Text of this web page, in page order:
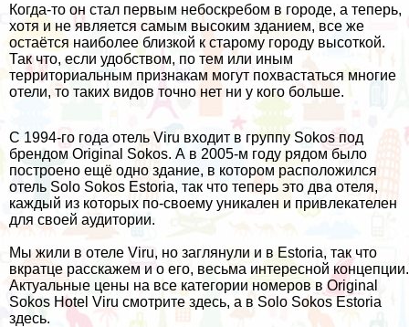
Когда-то он стал первым небоскребом в городе, а теперь,
хотя и не является самым высоким зданием, все же
остаётся наиболее близкой к старому городу высоткой.
Так что, если удобством, по тем или иным
территориальным признакам могут похвастаться многие
отели, то таких видов точно нет ни у кого больше.
С 1994-го года отель Viru входит в группу Sokos под
брендом Original Sokos. А в 2005-м году рядом было
построено ещё одно здание, в котором расположился
отель Solo Sokos Estoria, так что теперь это два отеля,
каждый из которых по-своему уникален и привлекателен
для своей аудитории.
Мы жили в отеле Viru, но заглянули и в Estoria, так что
вкратце расскажем и о его, весьма интересной концепции.
Актуальные цены на все категории номеров в Original
Sokos Hotel Viru смотрите здесь, а в Solo Sokos Estoria
здесь.